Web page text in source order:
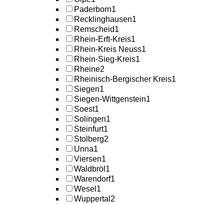
Paderborn1
Recklinghausen1
Remscheid1
Rhein-Erft-Kreis1
Rhein-Kreis Neuss1
Rhein-Sieg-Kreis1
Rheine2
Rheinisch-Bergischer Kreis1
Siegen1
Siegen-Wittgenstein1
Soest1
Solingen1
Steinfurt1
Stolberg2
Unna1
Viersen1
Waldbröl 1
Warendorf1
Wesel 1
Wuppertal 2